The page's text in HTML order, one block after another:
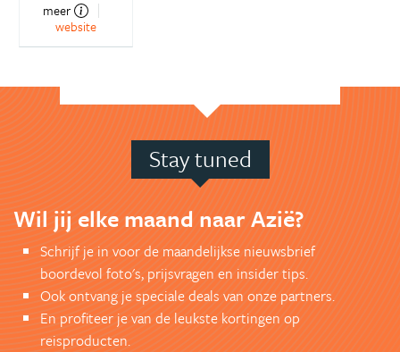
meer
website
Stay tuned
Wil jij elke maand naar Azië?
Schrijf je in voor de maandelijkse nieuwsbrief
boordevol foto's, prijsvragen en insider tips.
Ook ontvang je speciale deals van onze partners.
En profiteer je van de leukste kortingen op
reisproducten.